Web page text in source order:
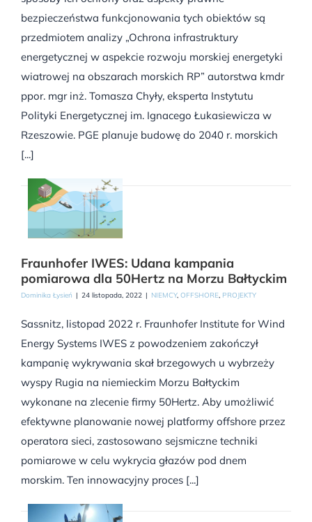
bezpieczeństwa funkcjonowania tych obiektów są
przedmiotem analizy „Ochrona infrastruktury
energetycznej w aspekcie rozwoju morskiej energetyki
wiatrowej na obszarach morskich RP” autorstwa kmdr
ppor. mgr inż. Tomasza Chyły, eksperta Instytutu
Polityki Energetycznej im. Ignacego Łukasiewicza w
Rzeszowie. PGE planuje budowę do 2040 r. morskich
[...]
Fraunhofer IWES: Udana kampania
pomiarowa dla 50Hertz na Morzu Bałtyckim
Dominika Łysień | 24 listopada, 2022 | NIEMCY, OFFSHORE, PROJEKTY
Sassnitz, listopad 2022 r. Fraunhofer Institute for Wind
Energy Systems IWES z powodzeniem zakończył
kampanię wykrywania skał brzegowych u wybrzeży
wyspy Rugia na niemieckim Morzu Bałtyckim
wykonane na zlecenie firmy 50Hertz. Aby umożliwić
efektywne planowanie nowej platformy offshore przez
operatora sieci, zastosowano sejsmiczne techniki
pomiarowe w celu wykrycia głazów pod dnem
morskim. Ten innowacyjny proces [...]